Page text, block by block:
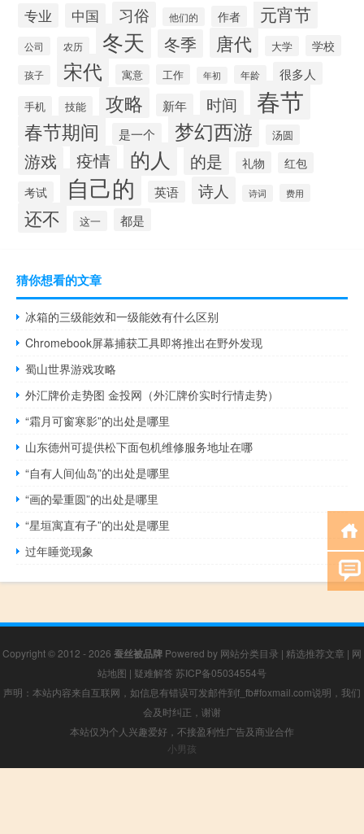
专业 中国 习俗 他们的 作者 元宵节
公司 农历 冬天 冬季 唐代 大学 学校
孩子 宋代 寓意 工作 年初 年龄 很多人
手机 技能 攻略 新年 时间 春节
春节期间 是一个 梦幻西游 汤圆
游戏 疫情 的人 的是 礼物
红包
考试
自己的 英语 诗人 诗词 费用
还不 这一 都是
猜你想看的文章
冰箱的三级能效和一级能效有什么区别
Chromebook屏幕捕获工具即将推出在野外发现
蜀山世界游戏攻略
外汇牌价走势图 金投网（外汇牌价实时行情走势）
“霜月可窗寒影”的出处是哪里
山东德州可提供松下面包机维修服务地址在哪
“自有人间仙岛”的出处是哪里
“画的晕重圆”的出处是哪里
“星垣寓直有子”的出处是哪里
过年睡觉现象
Copyright © 2012 - 2026 蚕丝被品牌 Powered by 网站分类目录 | 精选推荐文章 | 网
站地图 | 疑难解答 苏ICP备05034554号
声明：本站内容来自互联网，如信息有错误可发邮件到f_fb#foxmail.com说明，我们
会及时纠正，谢谢
本站仅为个人兴趣爱好，不接盈利性广告及商业合作
小男孩